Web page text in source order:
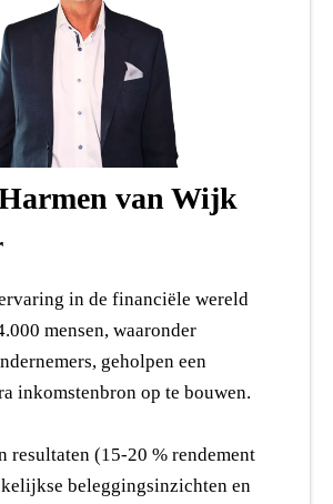
van Wijk
in de financiële wereld
mensen, waaronder
geholpen een
inkomstenbron op te bouwen.
resultaten (15-20 % rendement
beleggingsinzichten en